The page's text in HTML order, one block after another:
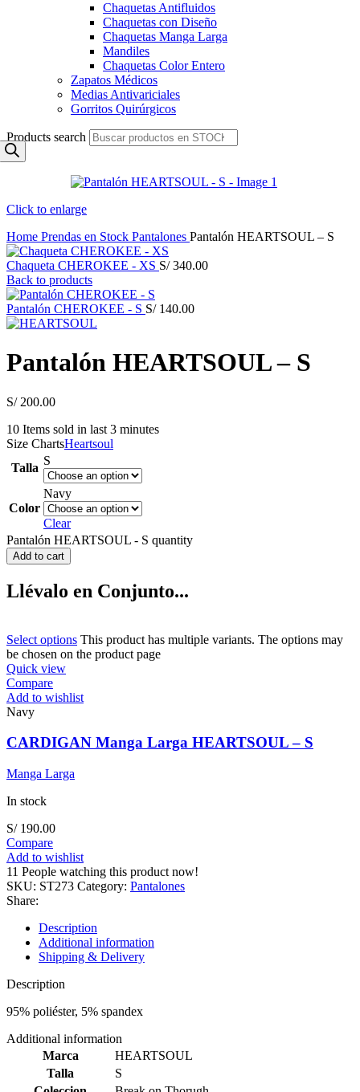
Chaquetas Antifluidos
Chaquetas con Diseño
Chaquetas Manga Larga
Mandiles
Chaquetas Color Entero
Zapatos Médicos
Medias Antivariciales
Gorritos Quirúrgicos
Products search
Click to enlarge
Home Prendas en Stock Pantalones Pantalón HEARTSOUL – S
Chaqueta CHEROKEE - XS S/340.00
Back to products
Pantalón CHEROKEE - S S/140.00
Pantalón HEARTSOUL – S
S/200.00
10 Items sold in last 3 minutes
Size ChartsHeartsoul
Talla
S
Color
Navy
Clear
Pantalón HEARTSOUL - S quantity
Add to cart
Llévalo en Conjunto...
Select options This product has multiple variants. The options may
be chosen on the product page
Quick view
Compare
Add to wishlist
Navy
CARDIGAN Manga Larga HEARTSOUL – S
Manga Larga
In stock
S/190.00
Compare
Add to wishlist
11 People watching this product now!
SKU: ST273 Category: Pantalones
Share:
Description
Additional information
Shipping & Delivery
Description
95% poliéster, 5% spandex
Additional information
Marca
HEARTSOUL
Talla
S